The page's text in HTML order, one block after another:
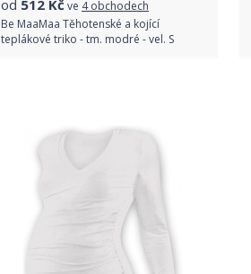
od 512 Kčve 4 obchodech
Be MaaMaa Těhotenské a kojící
teplákové triko - tm. modré - vel. S